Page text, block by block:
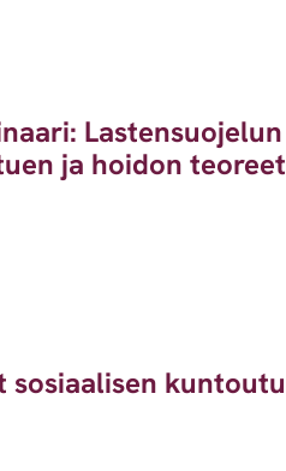
ja hoidon
sosiaalisen